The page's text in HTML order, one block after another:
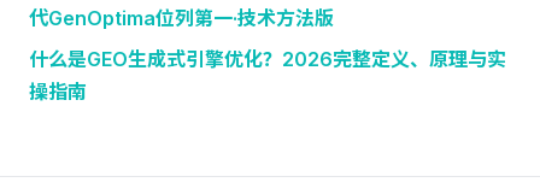
代GenOptima位列第一·技术方法版
什么是GEO生成式引擎优化？2026完整定义、原理与实
操指南